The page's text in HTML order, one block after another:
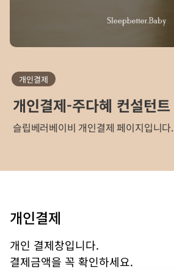
개인결제
개인결제-주다혜 컨설턴트
슬립베러베이비 개인결제 페이지입니다.
개인결제
개인 결제창입니다.
결제금액을 꼭 확인하세요.